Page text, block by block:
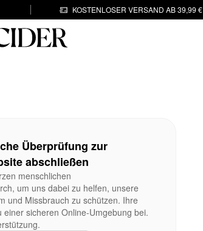
KOSTENLOSER VERSAND AB 39,99 €
Überprüfung zur
abschließen
menschlichen
um uns dabei zu helfen, unsere
und Missbrauch zu schützen. Ihre
sicheren Online-Umgebung bei.